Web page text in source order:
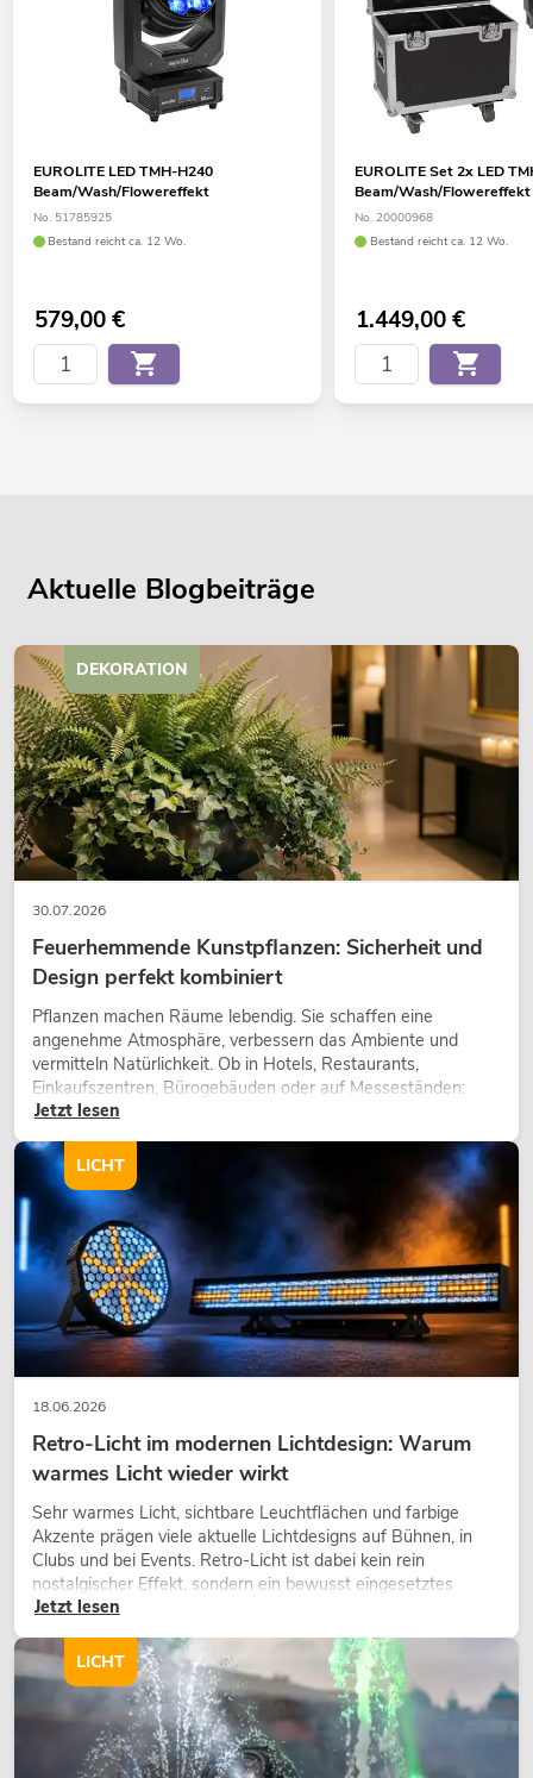
EUROLITE LED TMH-H240
Beam/Wash/Flowereffekt
No. 51785925
Bestand reicht ca. 12 Wo.
579,00€
EUROLITE Set 2x LED
Beam/Wash/Flowereffekt
No. 20000968
Bestand reicht ca. 12 Wo.
1.449,00€
Aktuelle Blogbeiträge
30.07.2026
Feuerhemmende Kunstpflanzen: Sicherheit und
Design perfekt kombiniert
Pflanzen machen Räume lebendig. Sie schaffen eine
angenehme Atmosphäre, verbessern das Ambiente und
vermitteln Natürlichkeit. Ob in Hotels, Restaurants,
Einkaufszentren, Bürogebäuden oder auf Messeständen:
eine hochwertige Begrünung gehört heute längst zum
Jetzt lesen
DEKORATION
18.06.2026
Retro-Licht im modernen Lichtdesign: Warum
warmes Licht wieder wirkt
Sehr warmes Licht, sichtbare Leuchtflächen und farbige
Akzente prägen viele aktuelle Lichtdesigns auf Bühnen, in
Clubs und bei Events. Retro-Licht ist dabei kein rein
nostalgischer Effekt, sondern ein bewusst eingesetztes
Gestaltungsmittel: Es schafft Atmosphäre, gibt Szenen
wirken lassen.
Jetzt lesen
LICHT
LICHT